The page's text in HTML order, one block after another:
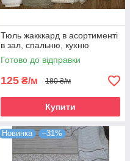
Тюль жакккард в асортименті
в зал, спальню, кухню
Готово до відправки
125 ₴/м 180 ₴/м
Купити
Новинка –31%